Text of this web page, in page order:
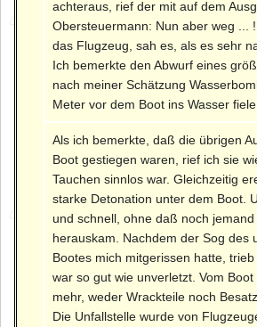
achteraus, rief der mit auf dem
Obersteuermann: Nun aber weg ...
das Flugzeug, sah es, als es sehr
Ich bemerkte den Abwurf eines
nach meiner Schätzung
Meter vor dem Boot ins Wasser
Als ich bemerkte, daß die übrigen
Boot gestiegen waren, rief ich sie
Tauchen sinnlos war. Gleichzeitig
starke Detonation unter dem Boot.
und schnell, ohne daß noch
herauskam. Nachdem der Sog des
Bootes mich mitgerissen hatte,
war so gut wie unverletzt. Vom
mehr, weder Wrackteile noch
Die Unfallstelle wurde von